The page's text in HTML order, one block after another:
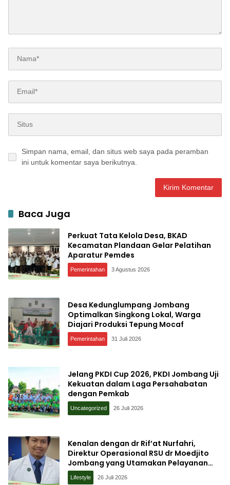
Simpan nama, email, dan situs web saya pada peramban
ini untuk komentar saya berikutnya.
Baca Juga
Perkuat Tata Kelola Desa, BKAD
Kecamatan Plandaan Gelar Pelatihan
Aparatur Pemdes
Pemerintahan 3 Agustus 2026
Desa Kedunglumpang Jombang
Optimalkan Singkong Lokal, Warga
Diajari Produksi Tepung Mocaf
Pemerintahan 31 Juli 2026
Jelang PKDI Cup 2026, PKDI Jombang Uji
Kekuatan dalam Laga Persahabatan
dengan Pemkab
Uncategorized 26 Juli 2026
Kenalan dengan dr Rif’at Nurfahri,
Direktur Operasional RSU dr Moedjito
Jombang yang Utamakan Pelayanan
Ilmiah
Lifestyle 26 Juli 2026